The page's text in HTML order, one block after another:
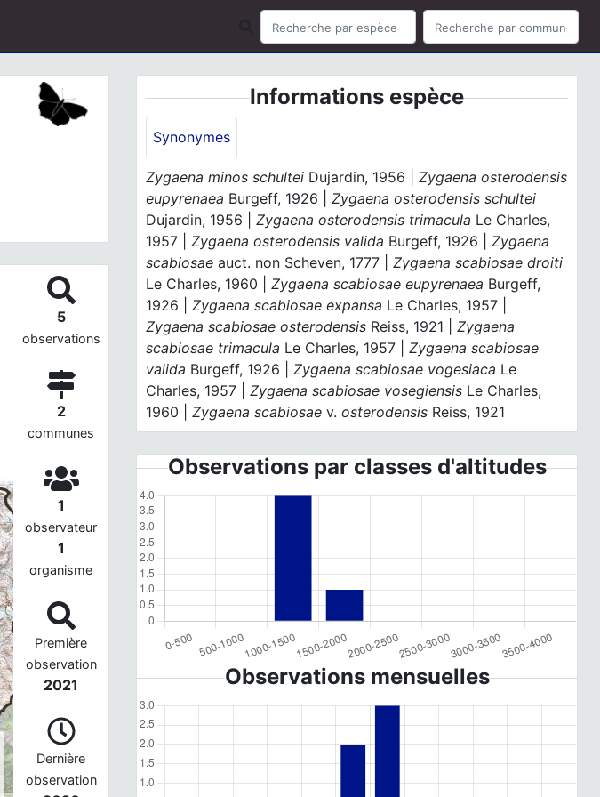
5
observations
2
communes
1
observateur
1
organisme
Première
observation
2021
Dernière
observation
Informations espèce
Synonymes
Zygaena minos schultei Dujardin, 1956 |Zygaena osterodensis
eupyrenaea Burgeff, 1926 |Zygaena osterodensis schultei
Dujardin, 1956 |Zygaena osterodensis trimacula Le Charles,
1957 |Zygaena osterodensis valida Burgeff, 1926 |Zygaena
scabiosae auct. non Scheven, 1777 |Zygaena scabiosae droiti
Le Charles, 1960 |Zygaena scabiosae eupyrenaea Burgeff,
1926 |Zygaena scabiosae expansa Le Charles, 1957 |
Zygaena scabiosae osterodensis Reiss, 1921 |Zygaena
scabiosae trimacula Le Charles, 1957 |Zygaena scabiosae
valida Burgeff, 1926 |Zygaena scabiosae vogesiaca Le
Charles, 1957 |Zygaena scabiosae vosegiensis Le Charles,
1960 |Zygaena scabiosaev. osterodensis Reiss, 1921
Observations par classes d'altitudes
Observations mensuelles